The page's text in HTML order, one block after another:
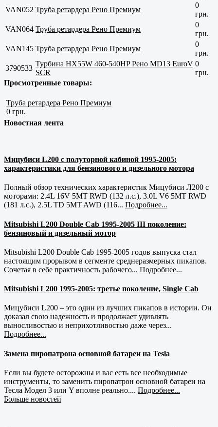
VAN052 Труба ретардера Рено Премиум
0
грн.
VAN064 Труба ретардера Рено Премиум
0
грн.
VAN145 Труба ретардера Рено Премиум
0
грн.
3790533
Турбина HX55W 460-540HP Рено MD13 EuroV
SCR
0
грн.
Просмотренные товары:
Труба ретардера Рено Премиум
0 грн.
Новостная лента
Мицубиси L200 с полуторной кабиной 1995-2005:
характеристики для бензинового и дизельного мотора
Полный обзор технических характеристик Мицубиси Л200 с
моторами: 2.4L 16V 5MT RWD (132 л.с.), 3.0L V6 5MT RWD
(181 л.с.), 2.5L TD 5MT AWD (116... Подробнее...
Mitsubishi L200 Double Cab 1995-2005 III поколение:
бензиновый и дизельный мотор
Mitsubishi L200 Double Cab 1995-2005 годов выпуска стал
настоящим прорывом в сегменте среднеразмерных пикапов.
Сочетая в себе практичность рабочего... Подробнее...
Mitsubishi L200 1995-2005: третье поколение, Single Cab
Мицубиси L200 – это один из лучших пикапов в истории. Он
доказал свою надежность и продолжает удивлять
выносливостью и неприхотливостью даже через...
Подробнее...
Замена пиропатрона основной батареи на Tesla
Если вы будете осторожны и вас есть все необходимые
инструменты, то заменить пиропатрон основной батареи на
Тесла Модел 3 или Y вполне реально.... Подробнее...
Больше новостей